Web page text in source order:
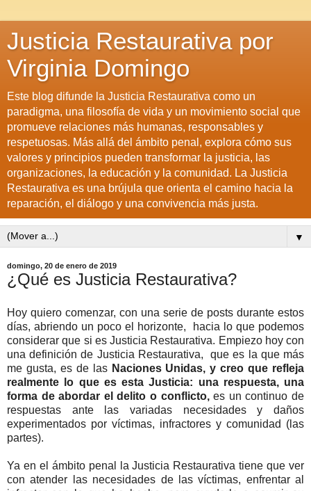
Justicia Restaurativa por
Virginia Domingo
Este blog difunde la Justicia Restaurativa como un
paradigma, una filosofía de vida y un movimiento social que
promueve relaciones más humanas, responsables y
respetuosas. Más allá del ámbito penal, explora cómo sus
valores y principios pueden transformar la justicia, las
organizaciones, la educación y la comunidad. La Justicia
Restaurativa es una brújula que orienta el camino hacia la
reparación, el diálogo y una convivencia más justa.
▼
domingo, 20 de enero de 2019
¿Qué es Justicia Restaurativa?
Hoy quiero comenzar, con una serie de posts durante estos
días, abriendo un poco el horizonte, hacia lo que podemos
considerar que si es Justicia Restaurativa. Empiezo hoy con
una definición de Justicia Restaurativa, que es la que más
me gusta, es de las Naciones Unidas, y creo que refleja
realmente lo que es esta Justicia: una respuesta, una
forma de abordar el delito o conflicto,es un continuo de
respuestas ante las variadas necesidades y daños
experimentados por víctimas, infractores y comunidad (las
partes).
Ya en el ámbito penal la Justicia Restaurativa tiene que ver
con atender las necesidades de las víctimas, enfrentar al